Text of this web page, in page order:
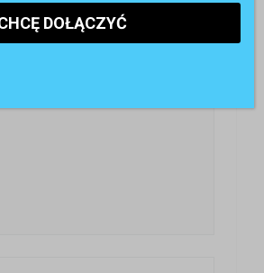
poznamy Twoją opinię